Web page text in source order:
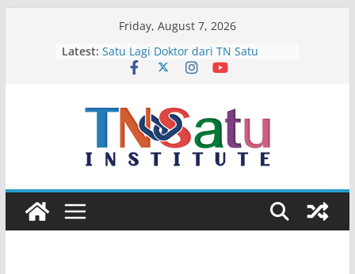
Friday, August 7, 2026
Latest: Satu Lagi Doktor dari TN Satu
Terima Kasih Ibu dan Bapak Karim
Empat Calon Bintang Di Bulan Juli
Selamat Jalan Ichsan Abubakar